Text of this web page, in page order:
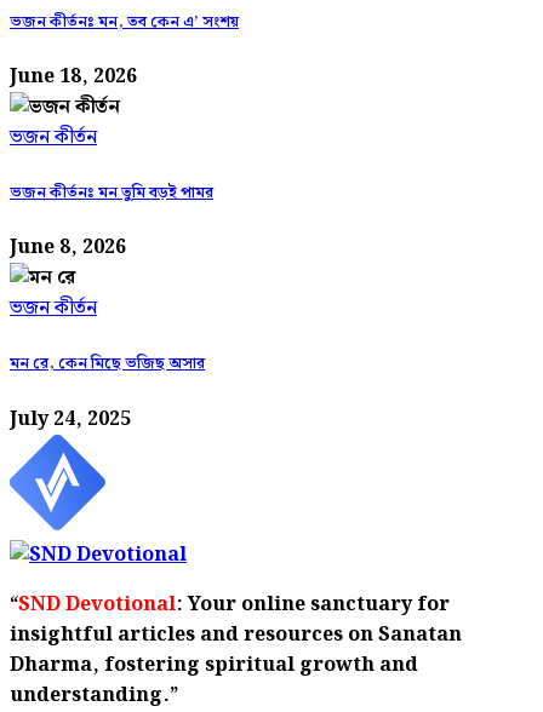
ভজন কীর্তনঃ মন, তব কেন এ’ সংশয়
June 18, 2026
ভজন কীর্তন
ভজন কীর্তনঃ মন তুমি বড়ই পামর
June 8, 2026
ভজন কীর্তন
মন রে, কেন মিছে ভজিছ অসার
July 24, 2025
“SND Devotional: Your online sanctuary for
insightful articles and resources on Sanatan
Dharma, fostering spiritual growth and
understanding.”